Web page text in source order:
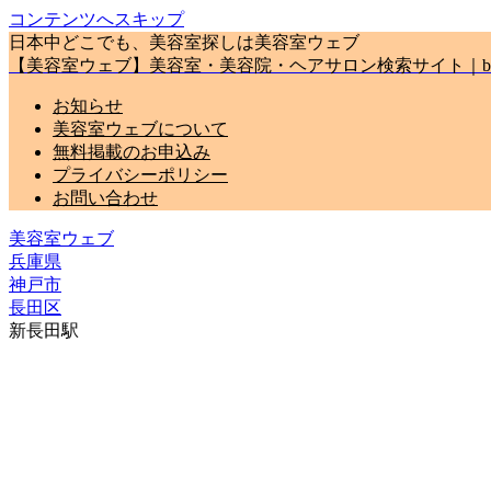
コンテンツへスキップ
日本中どこでも、美容室探しは美容室ウェブ
【美容室ウェブ】美容室・美容院・ヘアサロン検索サイト｜
お知らせ
美容室ウェブについて
無料掲載のお申込み
プライバシーポリシー
お問い合わせ
美容室ウェブ
兵庫県
神戸市
長田区
新長田駅